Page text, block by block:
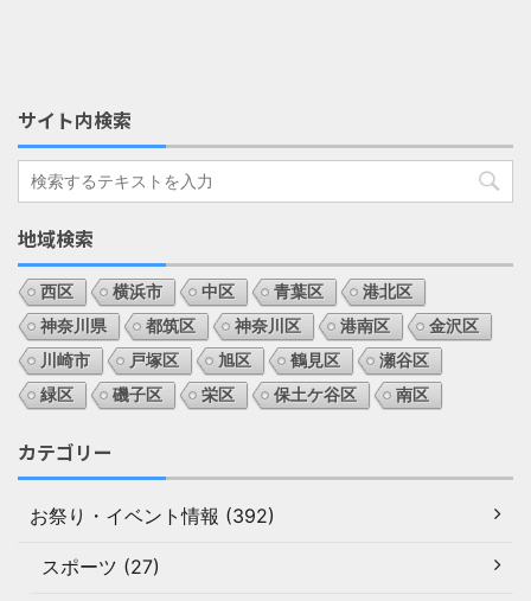
サイト内検索
地域検索
西区 横浜市 中区 青葉区
港北区
神奈川県
都筑区 神奈川区 港南区
金沢区
川崎市
戸塚区 旭区 鶴見区
瀬谷区
緑区
磯子区 栄区 保土ケ谷区 南区
カテゴリー
お祭り・イベント情報 (392)
スポーツ (27)